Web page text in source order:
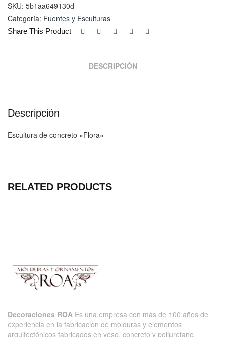
SKU: 5b1aa649130d
Categoría: Fuentes y Esculturas
Share This Product
DESCRIPCIÓN
Descripción
Escultura de concreto «Flora»
RELATED PRODUCTS
Decoraciones ROA Es una empresa con más de 100 años de
experiencia en la fabricación de molduras y elementos
arquitectónicos fabricados en yeso, concreto y poliuretano.